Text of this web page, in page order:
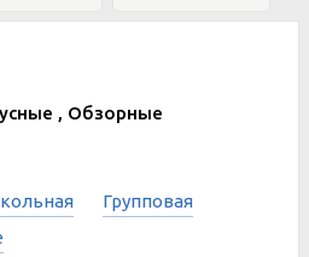
, Обзорные
Групповая